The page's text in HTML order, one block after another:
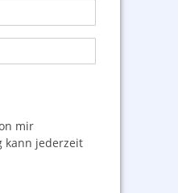
mir
kann jederzeit